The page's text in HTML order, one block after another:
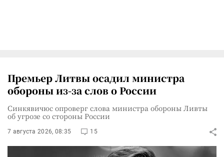
Премьер Литвы осадил министра
обороны из-за слов о России
Синкявичюс опроверг слова министра обороны Ливты
об угрозе со стороны России
7 августа 2026, 08:35 15